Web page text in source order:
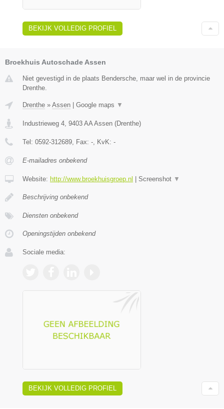
BEKIJK VOLLEDIG PROFIEL
Broekhuis Autoschade Assen
Niet gevestigd in de plaats Bendersche, maar wel in de provincie
Drenthe.
Drenthe » Assen | Google maps ▼
Industrieweg 4 9403 AA Assen (Drenthe)
Tel: 0592-312689 , Fax: - , KvK: -
E-mailadres onbekend
Website: http://www.broekhuisgroep.nl | Screenshot ▼
Beschrijving onbekend
Diensten onbekend
Openingstijden onbekend
Sociale media:
BEKIJK VOLLEDIG PROFIEL